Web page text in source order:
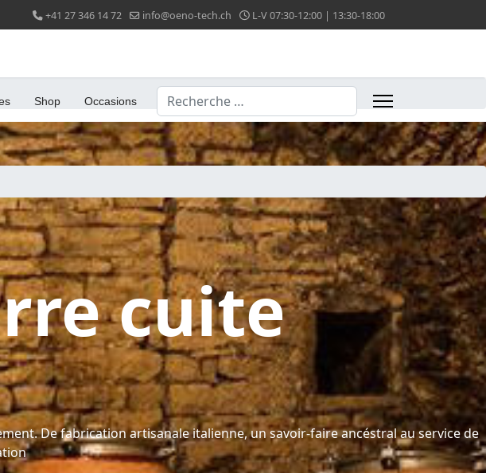
+41 27 346 14 72 info@oeno-tech.ch L-V 07:30-12:00 | 13:30-18:00
Shop Occasions Valider
cuite
De fabrication artisanale italienne, un savoir-faire ancéstral au service de